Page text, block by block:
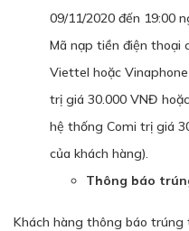
09/11/2020 đến 19:00
Mã nạp tiền điện thoại
Viettel hoặc
trị giá 30.000 VNĐ
hệ thống Comi trị giá
của khách hàng).
Thông báo
Khách hàng thông báo trúng